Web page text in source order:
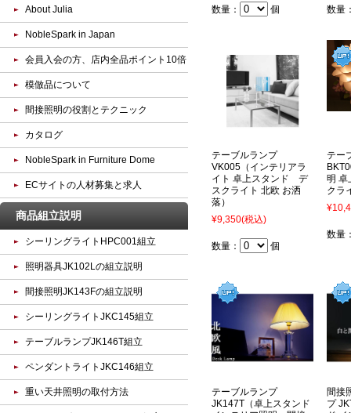
数量： 個 数量
テーブルランプ
VK005（インテリアラ
イト 卓上スタンド デ
スクライト 北欧 お洒
落）
¥9,350(税込)
数量： 個
テー
明
クラ
数量
テーブルランプ
JK147T（卓上スタンド
間接
プ
About Julia
NobleSpark in Japan
会員入会の方、店内全品ポイント10倍
模倣品について
間接照明の役割とテクニック
カタログ
NobleSpark in Furniture Dome
ECサイトの人材募集と求人
商品組立説明
シーリングライトHPC001組立
照明器具JK102Lの組立説明
間接照明JK143Fの組立説明
シーリングライトJKC145組立
テーブルランプJK146T組立
ペンダントライトJKC146組立
重い天井照明の取付方法